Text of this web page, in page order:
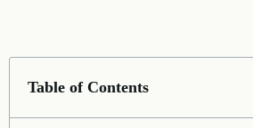
Table of Contents